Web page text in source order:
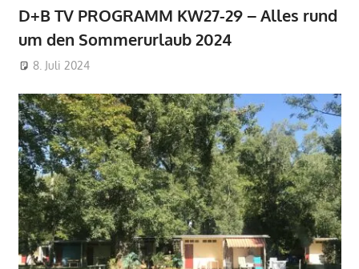
D+B TV PROGRAMM KW27-29 – Alles rund
um den Sommerurlaub 2024
8. Juli 2024